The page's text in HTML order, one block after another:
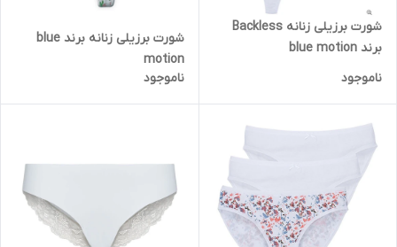
شورت برزیلی زنانه Backless
برند blue motion
ناموجود
شورت برزیلی زنانه برند blue
motion
ناموجود